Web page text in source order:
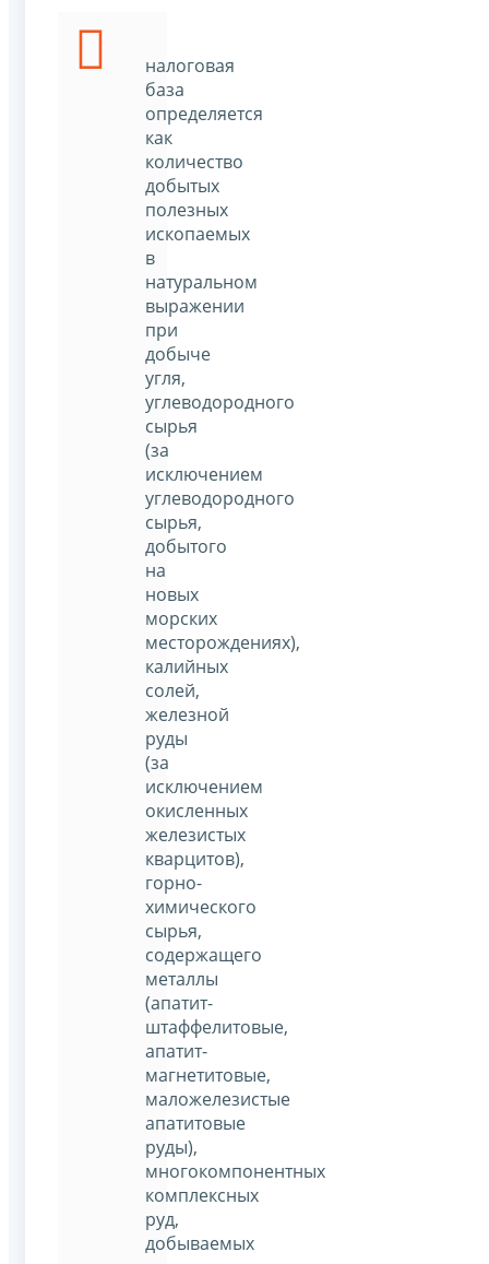
налоговая
база
определяется
как
количество
добытых
полезных
ископаемых
в
натуральном
выражении
при
добыче
угля,
углеводородного
сырья
(за
исключением
углеводородного
сырья,
добытого
на
новых
морских
месторождениях),
калийных
солей,
железной
руды
(за
исключением
окисленных
железистых
кварцитов),
горно-
химического
сырья,
содержащего
металлы
(апатит-
штаффелитовые,
апатит-
магнетитовые,
маложелезистые
апатитовые
руды),
многокомпонентных
комплексных
руд,
добываемых